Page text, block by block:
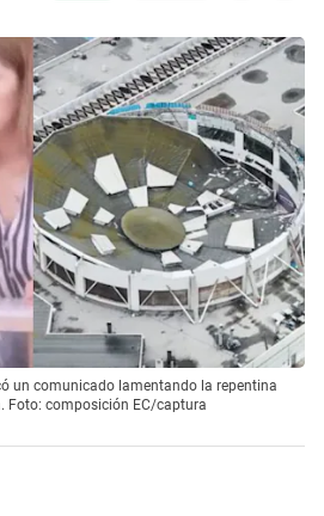
un comunicado lamentando la repentina
Foto: composición EC/captura